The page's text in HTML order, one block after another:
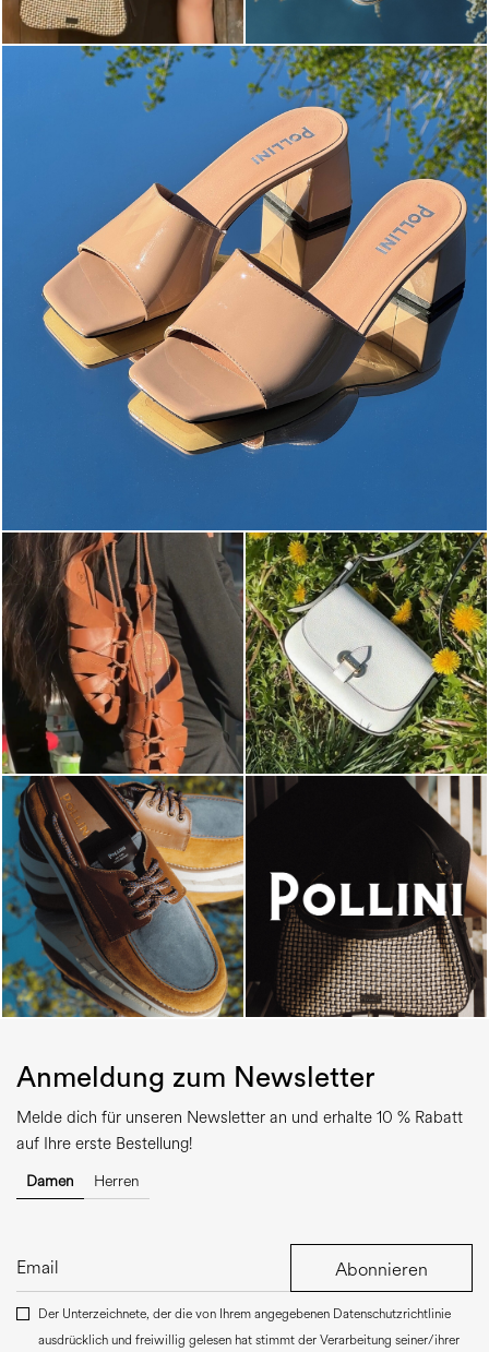
The most-wanted mules and sandals are now on sale. ...
Anmeldung zum Newsletter
Melde dich für unseren Newsletter an und erhalte 10 % Rabatt
auf Ihre erste Bestellung!
Damen Herren
Abonnieren
Der Unterzeichnete, der die von Ihrem angegebenen Datenschutzrichtlinie
ausdrücklich und freiwillig gelesen hat stimmt der Verarbeitung seiner/ihrer